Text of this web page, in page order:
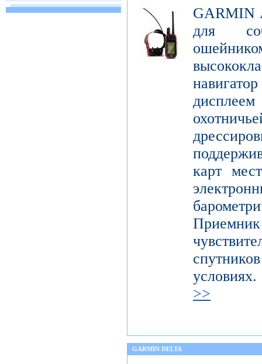
GARMIN
для
карт
>>
GARMIN DELTA